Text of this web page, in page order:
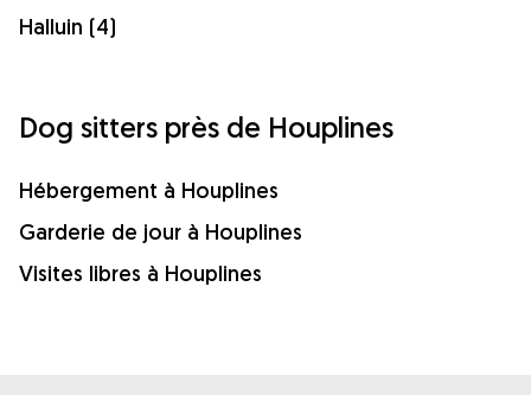
Halluin (4)
Dog sitters près de Houplines
Hébergement à Houplines
Garderie de jour à Houplines
Visites libres à Houplines